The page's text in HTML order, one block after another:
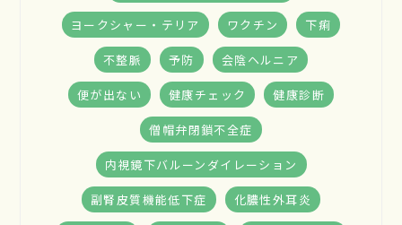
ヨークシャー・テリア ワクチン 下痢
不整脈 予防 会陰ヘルニア
便が出ない 健康チェック 健康診断
僧帽弁閉鎖不全症
内視鏡下バルーンダイレーション
副腎皮質機能低下症 化膿性外耳炎